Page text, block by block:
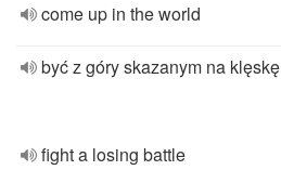
come up in the world
być z góry skazanym na klęskę
fight a losing battle